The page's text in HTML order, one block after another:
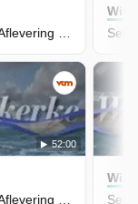
Seizoen 4, Aflevering 42
52:00